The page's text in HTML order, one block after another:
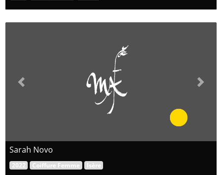
Previous Next
Sarah Novo
2022 Coiffure Femme Isère